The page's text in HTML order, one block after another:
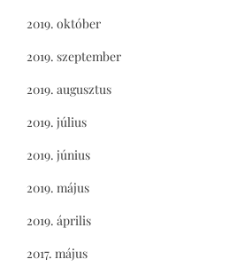
2019. október
2019. szeptember
2019. augusztus
2019. július
2019. június
2019. május
2019. április
2017. május